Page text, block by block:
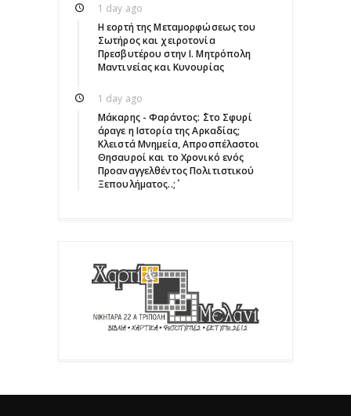
1 day ago
Η εορτή της Μεταμορφώσεως του
Σωτήρος και χειροτονία
Πρεσβυτέρου στην Ι. Μητρόπολη
Μαντινείας και Κυνουρίας
1 day ago
Μάκαρης - Φαράντος: ΄΄Στο Σφυρί
άραγε η Ιστορία της Αρκαδίας;
Κλειστά Μνημεία, Απροσπέλαστοι
Θησαυροί και το Χρονικό ενός
Προαναγγελθέντος Πολιτιστικού
Ξεπουλήματος..;΄΄